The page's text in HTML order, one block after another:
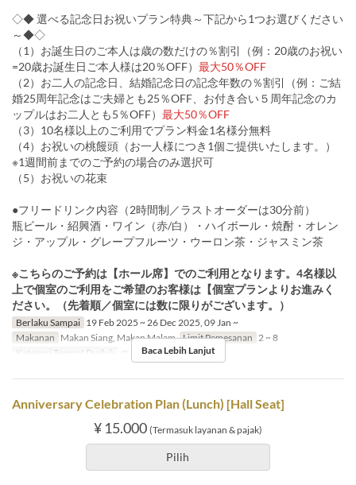
◇◆ 選べる記念日お祝いプラン特典～下記から1つお選びください
～◆◇
（1）お誕生日のご本人は歳の数だけの％割引（例：20歳のお祝い
=20歳お誕生日ご本人様は20％OFF） 最大50％OFF
（2）お二人の記念日、結婚記念日の記念年数の％割引（例：ご結
婚25周年記念はご夫婦とも25％OFF、お付き合い５周年記念のカ
ップルはお二人とも5％OFF） 最大50％OFF
（3）10名様以上のご利用でプラン料金1名様分無料
（4）お祝いの桃饅頭（お一人様につき1個ご提供いたします。）
※1週間前までのご予約の場合のみ選択可
（5）お祝いの花束
●フリードリンク内容（2時間制／ラストオーダーは30分前）
瓶ビール・紹興酒・ワイン（赤/白）・ハイボール・焼酎・オレン
ジ・アップル・グレープフルーツ・ウーロン茶・ジャスミン茶
※こちらのご予約は【ホール席】でのご利用となります。4名様以
上で個室のご利用をご希望のお客様は【個室プランよりお進みく
ださい。（先着順／個室には数に限りがございます。）
Berlaku Sampai 19 Feb 2025 ~ 26 Dec 2025, 09 Jan ~
Makanan Makan Siang, Makan Malam Limit Pemesanan 2 ~ 8
Kategori Tempat Duduk
ホール席Baca Lebih Lanjut
Anniversary Celebration Plan (Lunch) [Hall Seat]
¥ 15.000 (Termasuk layanan & pajak)
Pilih